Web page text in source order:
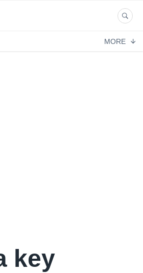
MORE
key